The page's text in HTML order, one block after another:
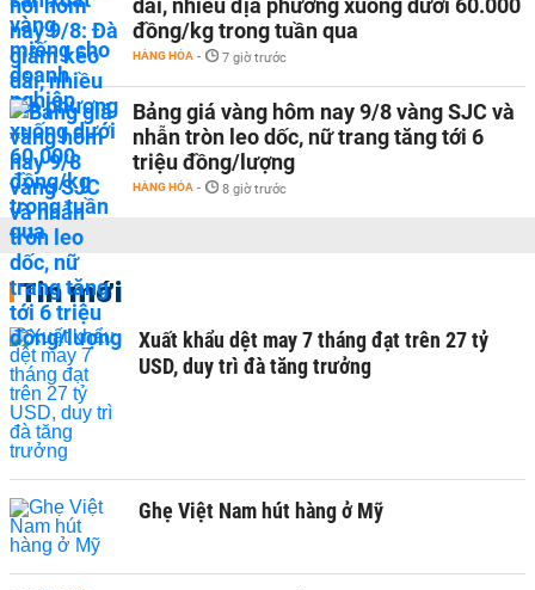
dài, nhiều địa phương xuống dưới 60.000
đồng/kg trong tuần qua
HÀNG HÓA - 7 giờ trước
Bảng giá vàng hôm nay 9/8 vàng SJC và
nhẫn tròn leo dốc, nữ trang tăng tới 6
triệu đồng/lượng
HÀNG HÓA - 8 giờ trước
Tin mới
Xuất khẩu dệt may 7 tháng đạt trên 27 tỷ
USD, duy trì đà tăng trưởng
Ghẹ Việt Nam hút hàng ở Mỹ